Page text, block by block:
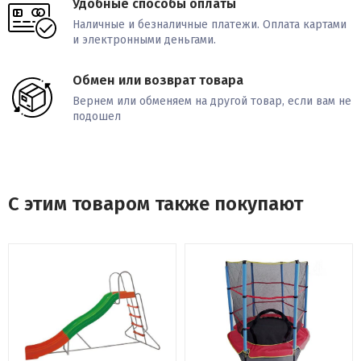
Control
Система амортизации шесть цилиндрических эластомеров c
Измерение пульса сенсорные датчики CardioGrip ™, нагрудный
пояс Polar®(в комплектe)
расстояние, интенсивность тренировки, сожженные калории,
Язык интерфейса английский
Количество программ 32
Удобные способы оплаты
Наличные и безналичные платежи. Оплата картами
и электронными деньгами.
Обмен или возврат товара
Вернем или обменяем на другой товар, если вам не
подошел
С этим товаром также покупают